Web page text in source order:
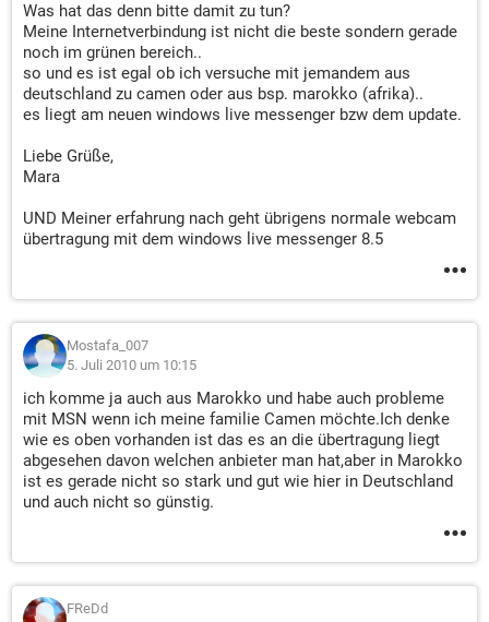
Was hat das denn bitte damit zu tun?
Meine Internetverbindung ist nicht die beste sondern gerade
noch im grünen bereich..
so und es ist egal ob ich versuche mit jemandem aus
deutschland zu camen oder aus bsp. marokko (afrika)..
es liegt am neuen windows live messenger bzw dem update.
Liebe Grüße,
Mara
UND Meiner erfahrung nach geht übrigens normale webcam
übertragung mit dem windows live messenger 8.5
Mostafa_007
5. Juli 2010 um 10:15
ich komme ja auch aus Marokko und habe auch probleme
mit MSN wenn ich meine familie Camen möchte.Ich denke
wie es oben vorhanden ist das es an die übertragung liegt
abgesehen davon welchen anbieter man hat,aber in Marokko
ist es gerade nicht so stark und gut wie hier in Deutschland
und auch nicht so günstig.
FReDd